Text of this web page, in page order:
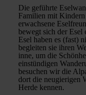
Die geführte
Familien mit Kindern
erwachsene
bewegt sich der Esel
Esel haben es (fast)
begleiten sie ihren
inne, um die
einstündigen
besuchen wir die
dort die neugierigen
Herde kennen.